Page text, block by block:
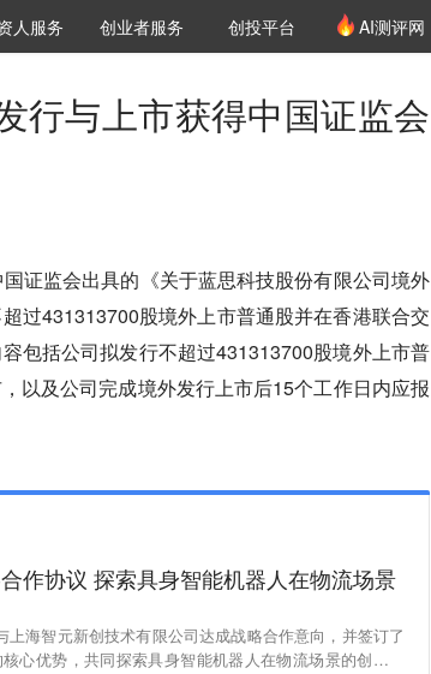
投资机构库
构职位推介
人服务 创投氪堂
创业者服务 创投平台 AI测评网
行与上市获得中国证监会
证监会出具的《关于蓝思科技股份有限公司境外
过431313700股境外上市普通股并在香港联合交
包括公司拟发行不超过431313700股境外上市普
以及公司完成境外发行上市后15个工作日内应报
作协议 探索具身智能机器人在物流场景
海智元新创技术有限公司达成战略合作意向，并签订了
心优势，共同探索具身智能机器人在物流场景的创新应